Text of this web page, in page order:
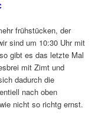
frühstücken, der
sind um 10:30 Uhr mit
gibt es das letzte Mal
mit Zimt und
dadurch die
nach oben
nicht so richtg ernst.